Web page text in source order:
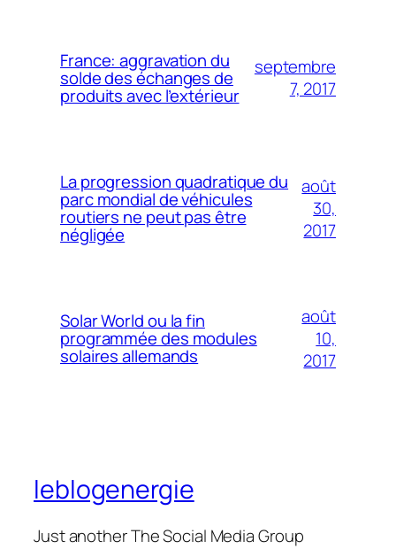
France: aggravation du
solde des échanges de
produits avec l’extérieur
septembre
7, 2017
La progression quadratique du
parc mondial de véhicules
routiers ne peut pas être
négligée
août
30,
2017
Solar World ou la fin
programmée des modules
solaires allemands
août
10,
2017
leblogenergie
Just another The Social Media Group